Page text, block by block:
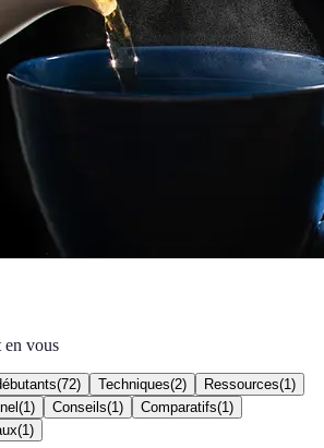
en vous
(72) Techniques(2) Ressources(1 )
(1 ) Conseils(1 ) Comparatifs(1 )
(1 )